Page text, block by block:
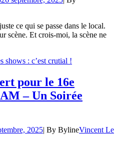
ce qui se passe dans le local.
scène. Et crois-moi, la scène ne
shows : c’est crutial !
pour le 16e
– Un Soirée
2025| By BylineVincent Le